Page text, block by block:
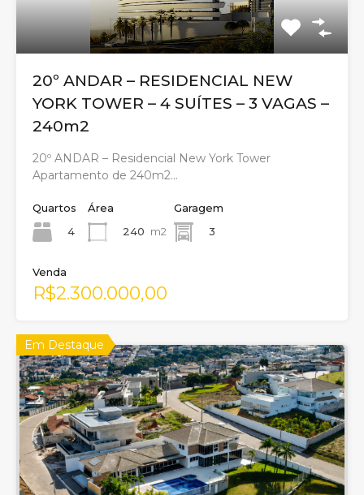
20º ANDAR – RESIDENCIAL NEW
YORK TOWER – 4 SUÍTES – 3 VAGAS –
240m2
20º ANDAR – Residencial New York Tower
Apartamento de 240m2…
Quartos
4
Área
240 m2
Garagem
3
Venda
R$2.300.000,00
Em Destaque